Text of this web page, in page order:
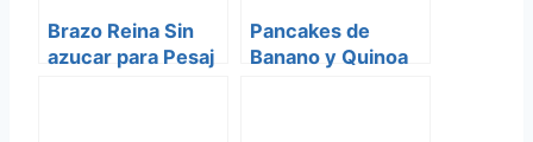
Brazo Reina Sin
azucar para Pesaj
Pancakes de
Banano y Quinoa